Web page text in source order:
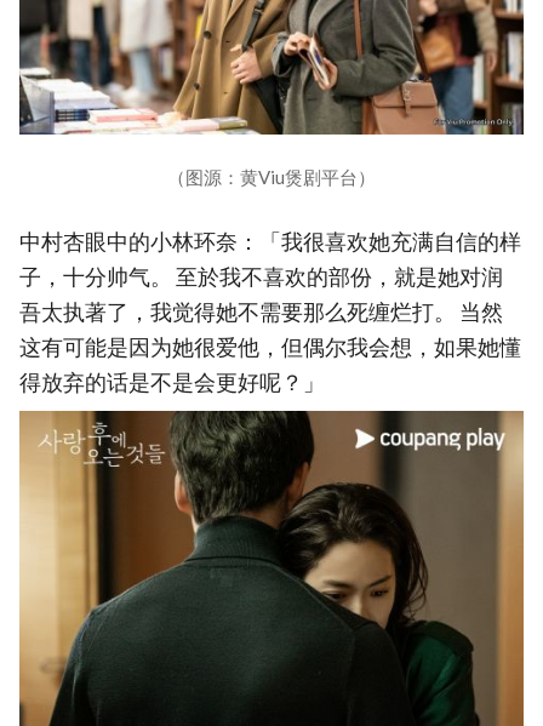
（图源：黄Viu煲剧平台）
中村杏眼中的小林环奈：「我很喜欢她充满自信的样
子，十分帅气。 至於我不喜欢的部份，就是她对润
吾太执著了，我觉得她不需要那么死缠烂打。 当然
这有可能是因为她很爱他，但偶尔我会想，如果她懂
得放弃的话是不是会更好呢？」